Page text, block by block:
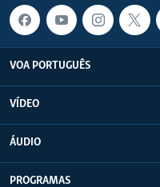
VOA PORTUGUÊS
VÍDEO
ÁUDIO
PROGRAMAS